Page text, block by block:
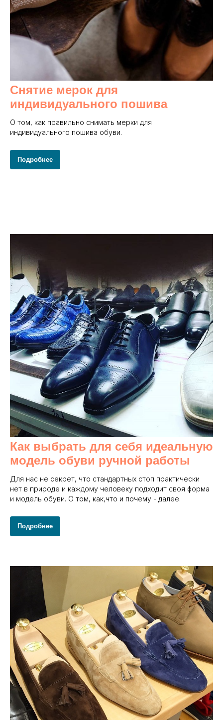
Снятие мерок для
индивидуального пошива
О том, как правильно снимать мерки для
индивидуального пошива обуви.
Подробнее
Как выбрать для себя идеальную
модель обуви ручной работы
Для нас не секрет, что стандартных стоп практически
нет в природе и каждому человеку подходит своя форма
и модель обуви. О том, как,что и почему - далее.
Подробнее